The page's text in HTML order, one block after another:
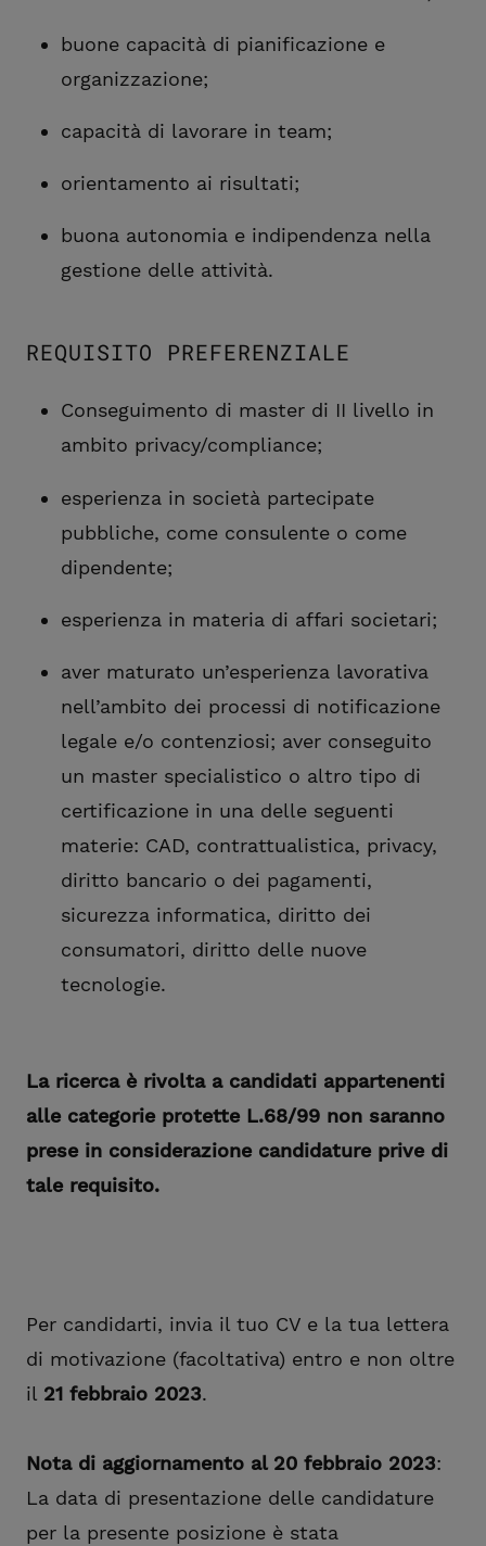
buone capacità di pianificazione e
organizzazione;
capacità di lavorare in team;
orientamento ai risultati;
buona autonomia e indipendenza nella
gestione delle attività.
REQUISITO PREFERENZIALE
Conseguimento di master di II livello in
ambito privacy/compliance;
esperienza in società partecipate
pubbliche, come consulente o come
dipendente;
esperienza in materia di affari societari;
aver maturato un’esperienza lavorativa
nell’ambito dei processi di notificazione
legale e/o contenziosi; aver conseguito
un master specialistico o altro tipo di
certificazione in una delle seguenti
materie: CAD, contrattualistica, privacy,
diritto bancario o dei pagamenti,
sicurezza informatica, diritto dei
consumatori, diritto delle nuove
tecnologie.
La ricerca è rivolta a candidati appartenenti
alle categorie protette L.68/99 non saranno
prese in considerazione candidature prive di
tale requisito.
Per candidarti, invia il tuo CV e la tua lettera
di motivazione (facoltativa) entro e non oltre
il 21 febbraio 2023.
Nota di aggiornamento al 20 febbraio 2023:
La data di presentazione delle candidature
per la presente posizione è stata